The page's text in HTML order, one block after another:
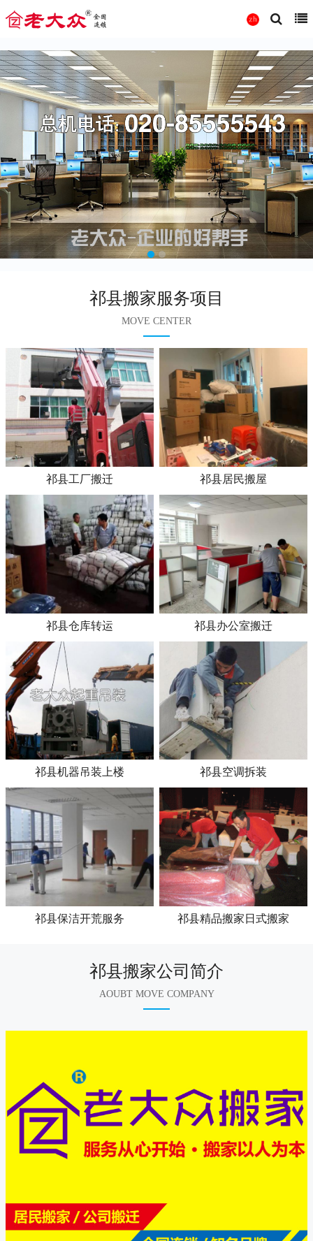
祁县搬家服务项目
MOVE CENTER
祁县工厂搬迁 祁县居民搬屋
祁县仓库转运 祁县办公室搬迁
祁县机器吊装上楼 祁县空调拆装
祁县保洁开荒服务 祁县精品搬家日式搬家
祁县搬家公司简介
AOUBT MOVE COMPANY